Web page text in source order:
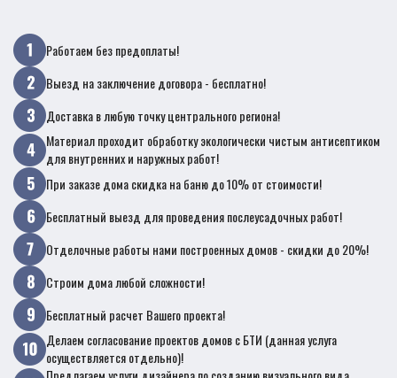
Работаем без предоплаты!
Выезд на заключение договора - бесплатно!
Доставка в любую точку центрального региона!
Материал проходит обработку экологически чистым антисептиком
для внутренних и наружных работ!
При заказе дома скидка на баню до 10% от стоимости!
Бесплатный выезд для проведения послеусадочных работ!
Отделочные работы нами построенных домов - скидки до 20%!
Строим дома любой сложности!
Бесплатный расчет Вашего проекта!
Делаем согласование проектов домов с БТИ (данная услуга
осуществляется отдельно)!